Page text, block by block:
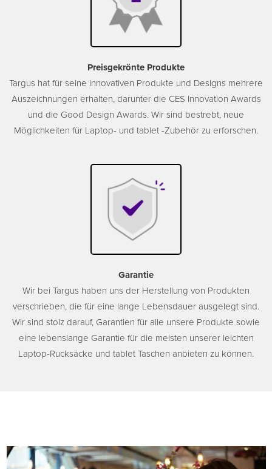
Preisgekrönte Produkte
Targus hat für seine innovativen Produkte und Designs mehrere
Auszeichnungen erhalten, darunter die CES Innovation Awards
und die Good Design Awards. Wir sind bestrebt, neue
Möglichkeiten für Laptop- und tablet -Zubehör zu erforschen.
Garantie
Wir bei Targus haben uns der Herstellung von Produkten
verschrieben, die für eine lange Lebensdauer ausgelegt sind.
Wir sind stolz darauf, Garantien für alle unsere Produkte sowie
eine lebenslange Garantie für die meisten unserer leichten
Laptop-Rucksäcke und tablet Taschen anbieten zu können.